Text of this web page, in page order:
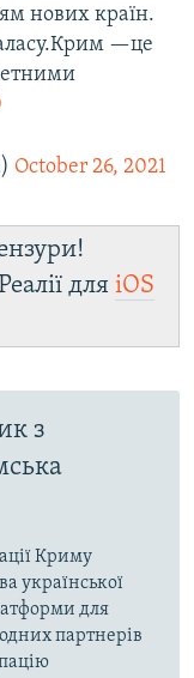
нових країн.
—це
October 26, 2021
для iOS
з
Криму
української
для
партнерів